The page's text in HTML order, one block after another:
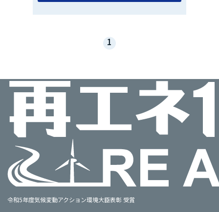
1
令和5年度気候変動アクション環境大臣表彰 受賞